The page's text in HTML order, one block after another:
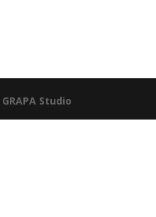
GRAPA Studio